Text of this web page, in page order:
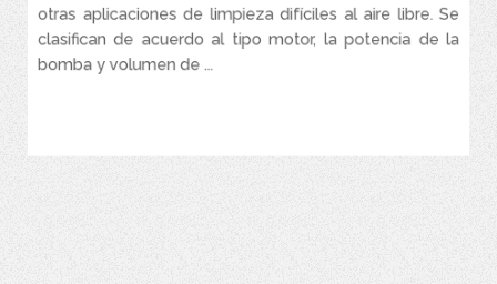
otras aplicaciones de limpieza difíciles al aire libre. Se
clasifican de acuerdo al tipo motor, la potencia de la
bomba y volumen de ...